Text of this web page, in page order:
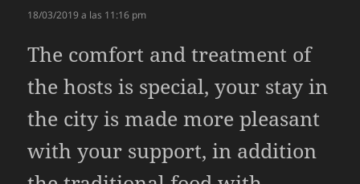
18/03/2019 a las 11:16 pm
The comfort and treatment of
the hosts is special, your stay in
the city is made more pleasant
with your support, in addition